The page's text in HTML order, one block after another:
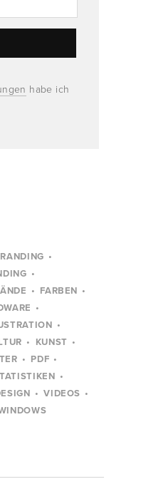
habe ich
FARBEN
KUNST
PDF
VIDEOS